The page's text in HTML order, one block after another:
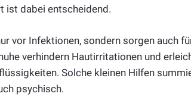
ist dabei entscheidend.
vor Infektionen, sondern sorgen auch
verhindern Hautirritationen und
Solche kleinen Hilfen
psychisch.